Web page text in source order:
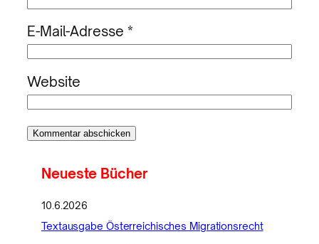
E-Mail-Adresse *
Website
Neueste Bücher
10.6.2026
Textausgabe Österreichisches Migrationsrecht